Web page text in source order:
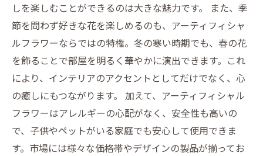
しを楽しむことができるのは大きな魅力です。 また、季
節を問わず好きな花を楽しめるのも、アーティフィシャ
ルフラワーならではの特権。冬の寒い時期でも、春の花
を飾ることで部屋を明るく華やかに演出できます。これ
により、インテリアのアクセントとしてだけでなく、心
の癒しにもつながります。 加えて、アーティフィシャル
フラワーはアレルギーの心配がなく、安全性も高いの
で、子供やペットがいる家庭でも安心して使用できま
す。市場には様々な価格帯やデザインの製品が揃ってお